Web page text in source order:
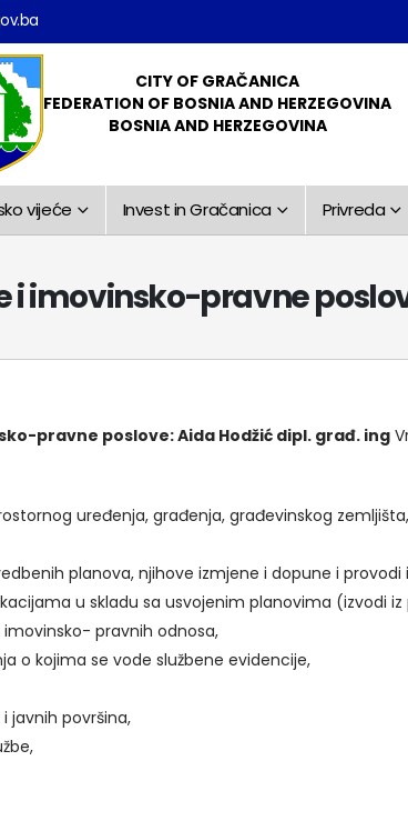
CITY OF GRAČANICA
FEDERATION OF BOSNIA AND HERZEGOVINA
BOSNIA AND HERZEGOVINA
vijeće Invest in Gračanica Privreda
i imovinsko-pravne
pravne poslove:Aida Hodžić dipl. građ. ing
uređenja, građenja, građevinskog
planova, njihove izmjene i dopune i provodi
u skladu sa usvojenim planovima (izvodi iz
pravnih odnosa,
o kojima se vode službene evidencije,
javnih površina,